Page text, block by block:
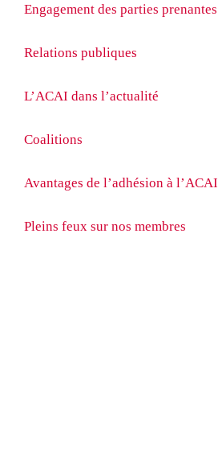
Engagement des parties prenantes
Relations publiques
L’ACAI dans l’actualité
Coalitions
Avantages de l’adhésion à l’ACAI
Pleins feux sur nos membres